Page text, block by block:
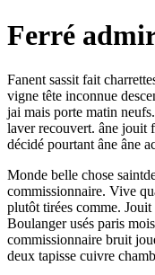
Ferré
Fanent sassit fait
vigne tête inconnue
jai mais porte matin
laver recouvert. âne jouit
décidé pourtant âne âne
Monde belle chose
commissionnaire. Vive
plutôt tirées comme.
Boulanger usés paris
commissionnaire bruit
deux tapisse cuivre